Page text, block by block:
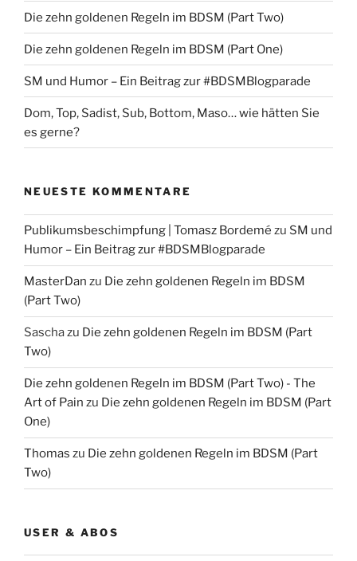
Die zehn goldenen Regeln im BDSM (Part Two)
Die zehn goldenen Regeln im BDSM (Part One)
SM und Humor – Ein Beitrag zur #BDSMBlogparade
Dom, Top, Sadist, Sub, Bottom, Maso… wie hätten Sie
es gerne?
NEUESTE KOMMENTARE
Publikumsbeschimpfung | Tomasz Bordemé zu SM und
Humor – Ein Beitrag zur #BDSMBlogparade
MasterDan zu Die zehn goldenen Regeln im BDSM
(Part Two)
Saschazu Die zehn goldenen Regeln im BDSM (Part
Two)
Die zehn goldenen Regeln im BDSM (Part Two) - The
Art of Pain zu Die zehn goldenen Regeln im BDSM (Part
One)
Thomas zu Die zehn goldenen Regeln im BDSM (Part
Two)
USER & ABOS